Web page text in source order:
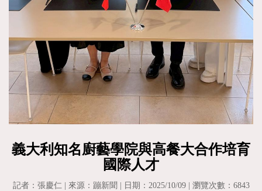
義大利知名廚藝學院與高餐大合作培育
國際人才
記者：張慶仁 | 來源：蹦新聞 | 日期：2025/10/09 | 瀏覽次數：6843